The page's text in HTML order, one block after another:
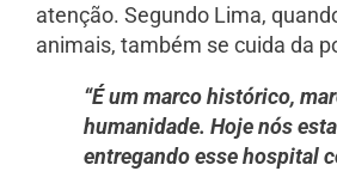
atenção. Segundo Lima,
animais, também se cuida da
“É um marco histórico,
humanidade. Hoje nós
entregando esse hospital